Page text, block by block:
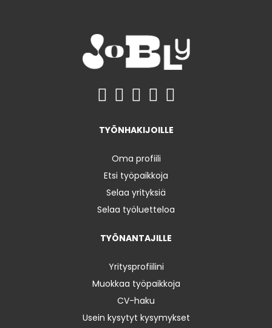
TYÖNHAKIJOILLE
Oma profiili
Etsi työpaikkoja
Selaa yrityksiä
Selaa työluetteloa
TYÖNANTAJILLE
Yritysprofiilini
Muokkaa työpaikkoja
CV-haku
Usein kysytyt kysymykset